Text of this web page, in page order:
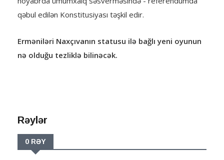
qəbul edilən Konstitusiyası təşkil edir.
Erməniləri Naxçıvanın statusu ilə bağlı yeni oyunun
nə olduğu tezliklə bilinəcək.
Rəylər
0 RƏY